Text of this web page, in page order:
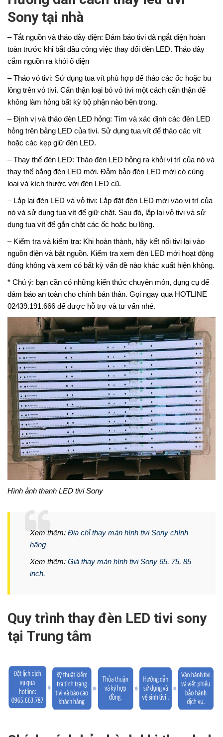
Sony tại nhà
– Tắt nguồn và tháo dây điện: Đảm bảo tivi đã ngắt điện hoàn
toàn trước khi bắt đầu công việc thay đổi đèn LED. Tháo dây
cắm nguồn ra khỏi ổ điện
– Tháo vỏ tivi: Sử dụng tua vít phù hợp để tháo các ốc hoặc bu
lông trên vỏ tivi. Cẩn thận loại bỏ vỏ tivi một cách cẩn thận để
không làm hỏng bất kỳ bộ phận nào bên trong.
– Định vị và tháo đèn LED hỏng: Tìm và xác định các đèn LED
hỏng trên bảng LED của tivi. Sử dụng tua vít để tháo các vít
hoặc các kẹp giữ đèn LED.
– Thay thế đèn LED: Tháo đèn LED hỏng ra khỏi vị trí của nó và
thay thế bằng đèn LED mới. Đảm bảo đèn LED mới có cùng
loại và kích thước với đèn LED cũ.
– Lắp lại đèn LED và vỏ tivi: Lắp đặt đèn LED mới vào vị trí của
nó và sử dụng tua vít để giữ chặt. Sau đó, lắp lại vỏ tivi và sử
dụng tua vít để gắn chặt các ốc hoặc bu lông.
– Kiểm tra và kiểm tra: Khi hoàn thành, hãy kết nối tivi lại vào
nguồn điện và bật nguồn. Kiểm tra xem đèn LED mới hoạt động
đúng không và xem có bất kỳ vấn đề nào khác xuất hiện không.
* Chú ý: bạn cần có những kiến thức chuyên môn, dụng cụ để
đảm bảo an toàn cho chính bản thân. Gọi ngay qua HOTLINE
02439.191.666 để được hỗ trợ và tư vấn nhé.
Hình ảnh thanh LED tivi Sony
Xem thêm: Địa chỉ thay màn hình tivi Sony chính
hãng
Xem thêm: Giá thay màn hình tivi Sony 65, 75, 85
inch.
Quy trình thay đèn LED tivi sony
tại Trung tâm